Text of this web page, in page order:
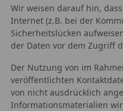
Wir weisen darauf hin,
Internet (z.B. bei der
Sicherheitslücken
der Daten vor dem Zugriff
Der Nutzung von im
veröffentlichten
von nicht ausdrücklich
Informationsmaterialien